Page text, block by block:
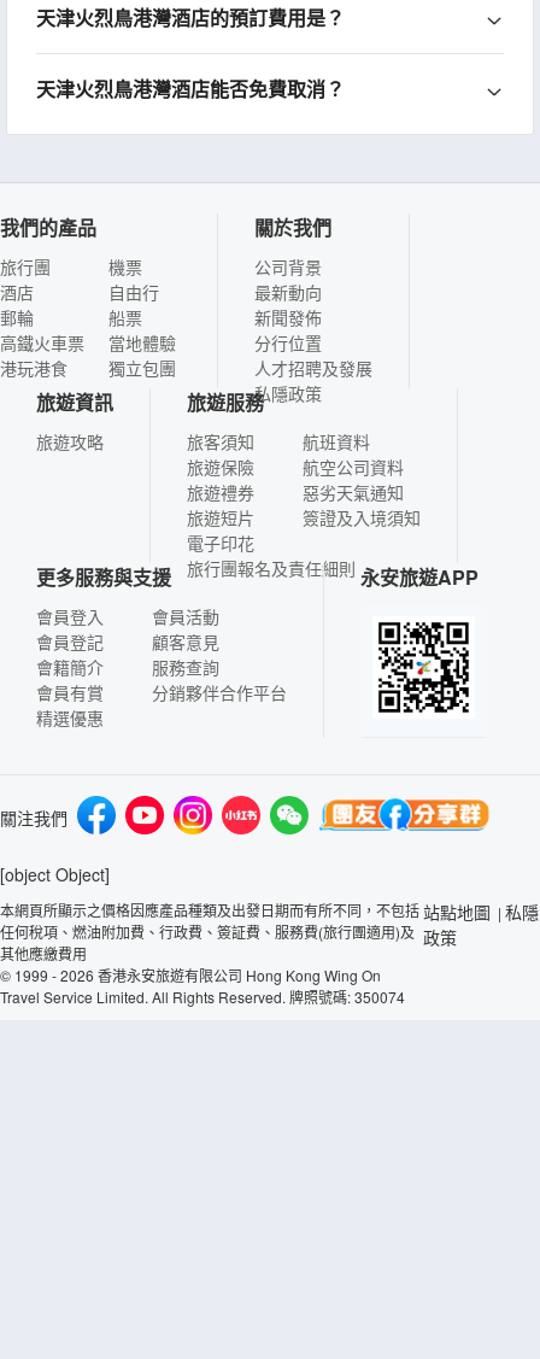
天津火烈鳥港灣酒店的預訂費用是？
天津火烈鳥港灣酒店能否免費取消？
我們的產品
旅行團
酒店
郵輪
高鐵火車票
港玩港食
機票
自由行
船票
當地體驗
獨立包團
關於我們
公司背景
最新動向
新聞發佈
分行位置
人才招聘及發展
私隱政策
旅遊資訊
旅遊攻略
旅遊服務
旅客須知
旅遊保險
旅遊禮券
旅遊短片
電子印花
航班資料
航空公司資料
惡劣天氣通知
簽證及入境須知
旅行團報名及責任細則
更多服務與支援
會員登入
會員登記
會籍簡介
會員有賞
精選優惠
會員活動
顧客意見
服務查詢
分銷夥伴合作平台
永安旅遊APP
關注我們
[object Object]
本網頁所顯示之價格因應產品種類及出發日期而有所不同，不包括
任何稅項、燃油附加費、行政費、簽証費、服務費(旅行團適用)及
其他應繳費用
© 1999 - 2026 香港永安旅遊有限公司 Hong Kong Wing On
Travel Service Limited. All Rights Reserved. 牌照號碼: 350074
站點地圖 | 私隱
政策